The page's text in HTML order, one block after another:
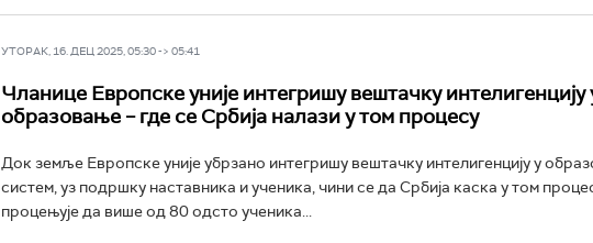
УТОРАК, 16. ДЕЦ 2025, 05:30 -> 05:41
Чланице Европске уније интегришу вештачку интелигенцију
образовање – где се Србија налази у том процесу
Док земље Европске уније убрзано интегришу вештачку интелигенцију у
систем, уз подршку наставника и ученика, чини се да Србија каска у том
процењује да више од 80 одсто ученика...